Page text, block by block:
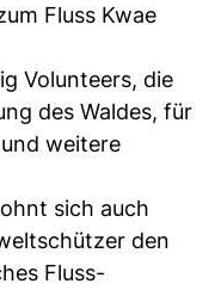
Fluss Kwae
Volunteers, die
des Waldes, für
weitere
sich auch
den
Fluss-